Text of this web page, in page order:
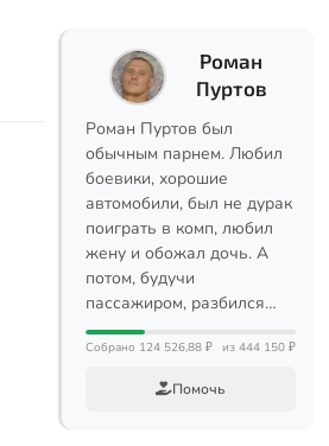
Роман
Пуртов
Роман Пуртов был
обычным парнем. Любил
боевики, хорошие
автомобили, был не дурак
поиграть в комп, любил
жену и обожал дочь. А
потом, будучи
пассажиром, разбился…
Собрано 124 526,88 ₽ из 444 150 ₽
Помочь